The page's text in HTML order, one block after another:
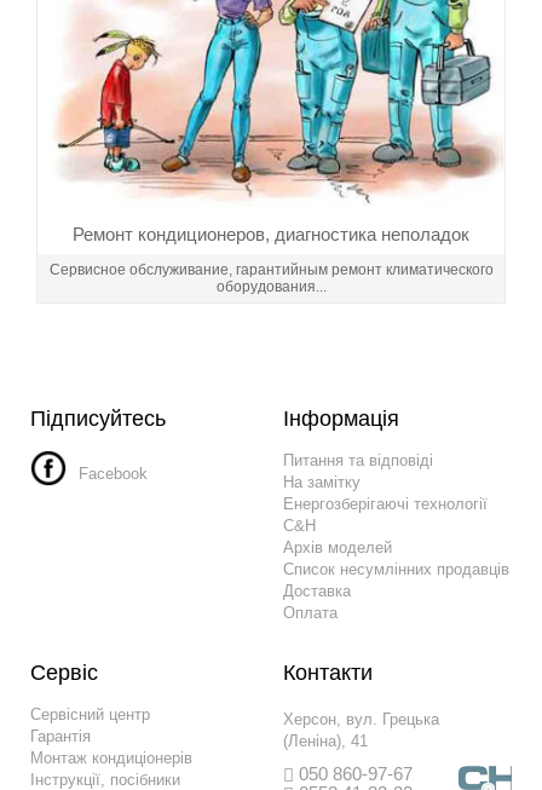
Ремонт кондиционеров, диагностика неполадок
Сервисное обслуживание, гарантийным ремонт климатического
оборудования...
Підписуйтесь
Facebook
Інформація
Питання та відповіді
На замітку
Енергозберігаючі технології
C&H
Архів моделей
Список несумлінних продавців
Доставка
Оплата
Сервіс
Сервісний центр
Гарантія
Монтаж кондиціонерів
Інструкції, посібники
Контакти
Херсон, вул. Грецька
(Леніна), 41
050 860-97-67